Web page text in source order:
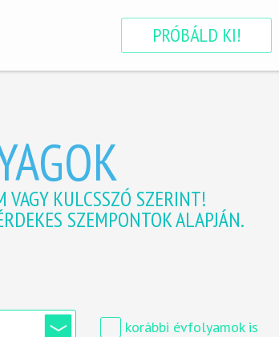
PRÓBÁLD KI!
VAGY KULCSSZÓ SZERINT!
SZEMPONTOK ALAPJÁN.
korábbi évfolyamok is